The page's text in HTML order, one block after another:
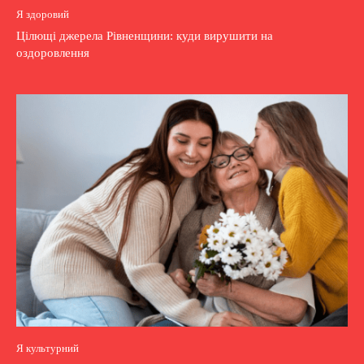
Я здоровий
Цілющі джерела Рівненщини: куди вирушити на
оздоровлення
Я культурний